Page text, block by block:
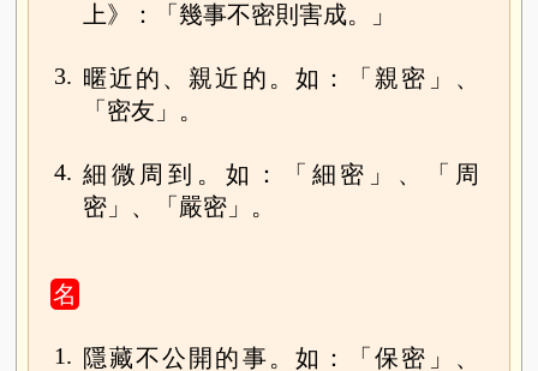
上》：「幾事不密則害成。」
3. 暱近的、親近的。如：「親密」、
「密友」。
4. 細微周到。如：「細密」、「周
密」、「嚴密」。
名
1. 隱藏不公開的事。如：「保密」、